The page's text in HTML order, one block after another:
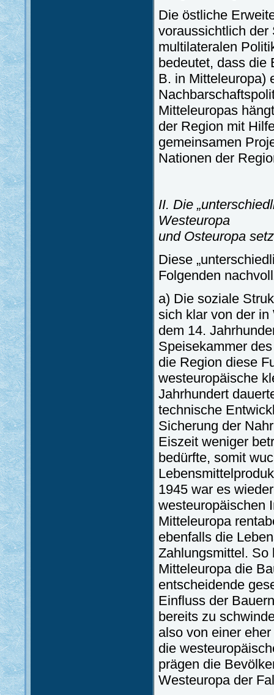
Die östliche
voraussichtlich der
multilateralen
bedeutet, dass die
B. in Mitteleuropa)
Mitteleuropas
der Region mit
gemeinsamen
Nationen der
II. Die
Westeuropa
und Osteuropa
Diese
Folgenden
a) Die soziale
sich klar von der
dem 14.
Speisekammer
die Region diese
westeuropäische
Jahrhundert
technische
Sicherung der
Eiszeit weniger
bedürfte, somit
1945 war es
westeuropäischen
Mitteleuropa
ebenfalls die
Zahlungsmittel. So
Mitteleuropa die
entscheidende
Einfluss der
bereits zu
also von einer
die
prägen die
Westeuropa der